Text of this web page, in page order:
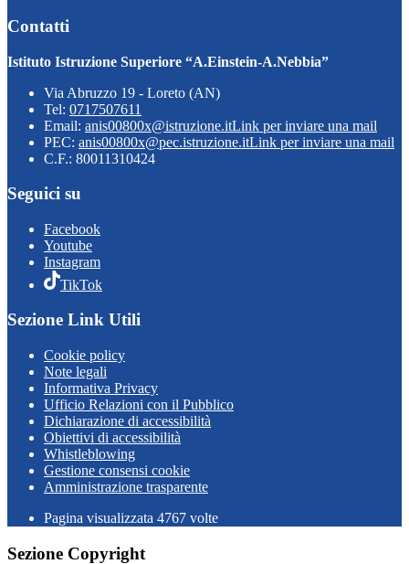
Contatti
Istituto Istruzione Superiore “A.Einstein-A.Nebbia”
Via Abruzzo 19 - Loreto (AN)
Tel: 0717507611
Email: anis00800x@istruzione.itLink per inviare una mail
PEC: anis00800x@pec.istruzione.itLink per inviare una mail
C.F.: 80011310424
Seguici su
Facebook
Youtube
Instagram
TikTok
Sezione Link Utili
Cookie policy
Note legali
Informativa Privacy
Ufficio Relazioni con il Pubblico
Dichiarazione di accessibilità
Obiettivi di accessibilità
Whistleblowing
Gestione consensi cookie
Amministrazione trasparente
Pagina visualizzata 4767 volte
Sezione Copyright